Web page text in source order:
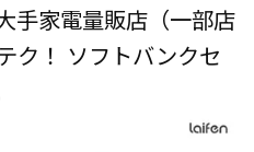
手家電量販店（一部店
ク！ ソフトバンクセ